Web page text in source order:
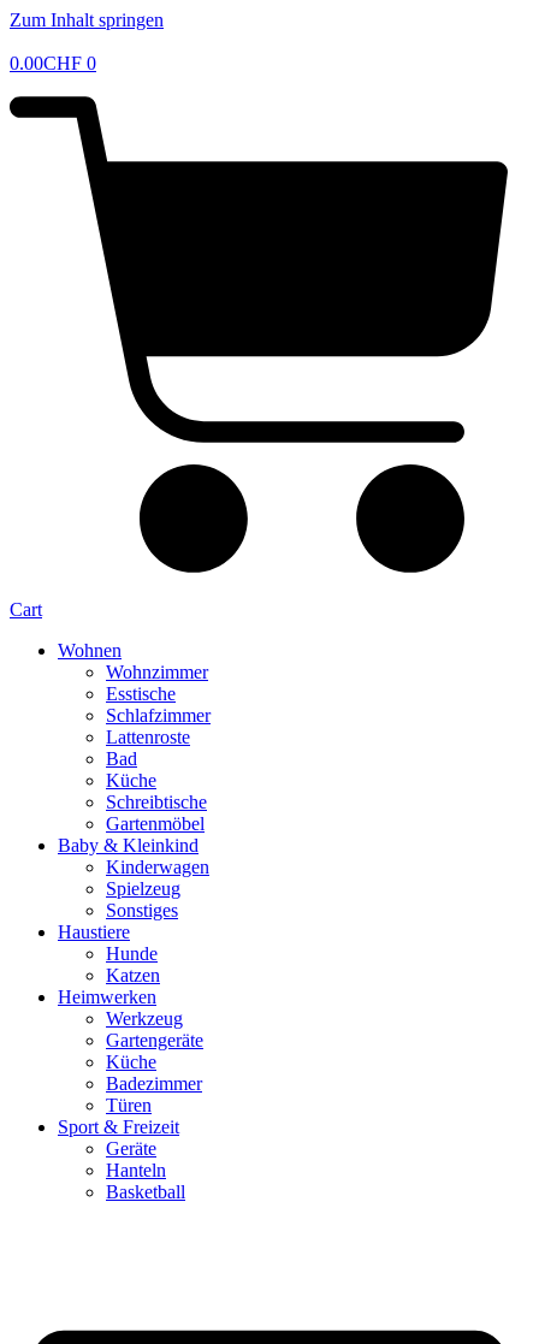
Zum Inhalt springen
0.00CHF 0
Cart
Wohnen
Wohnzimmer
Esstische
Schlafzimmer
Lattenroste
Bad
Küche
Schreibtische
Gartenmöbel
Baby & Kleinkind
Kinderwagen
Spielzeug
Sonstiges
Haustiere
Hunde
Katzen
Heimwerken
Werkzeug
Gartengeräte
Küche
Badezimmer
Türen
Sport & Freizeit
Geräte
Hanteln
Basketball